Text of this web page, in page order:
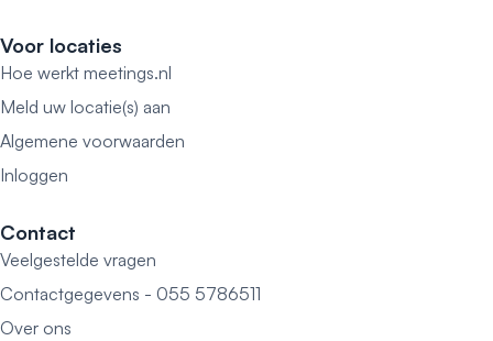
Voor locaties
Hoe werkt meetings.nl
Meld uw locatie(s) aan
Algemene voorwaarden
Inloggen
Contact
Veelgestelde vragen
Contactgegevens - 055 5786511
Over ons